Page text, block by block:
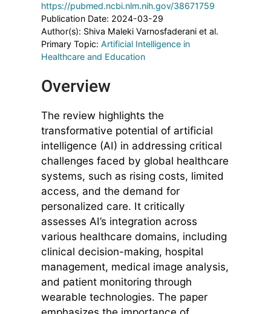
https://pubmed.ncbi.nlm.nih.gov/38671759
Publication Date: 2024-03-29
Author(s): Shiva Maleki Varnosfaderani et al.
Primary Topic: Artificial Intelligence in
Healthcare and Education
Overview
The review highlights the
transformative potential of artificial
intelligence (AI) in addressing critical
challenges faced by global healthcare
systems, such as rising costs, limited
access, and the demand for
personalized care. It critically
assesses AI’s integration across
various healthcare domains, including
clinical decision-making, hospital
management, medical image analysis,
and patient monitoring through
wearable technologies. The paper